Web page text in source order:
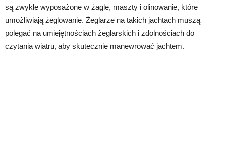
są zwykle wyposażone w żagle, maszty i olinowanie, które
umożliwiają żeglowanie. Żeglarze na takich jachtach muszą
polegać na umiejętnościach żeglarskich i zdolnościach do
czytania wiatru, aby skutecznie manewrować jachtem.